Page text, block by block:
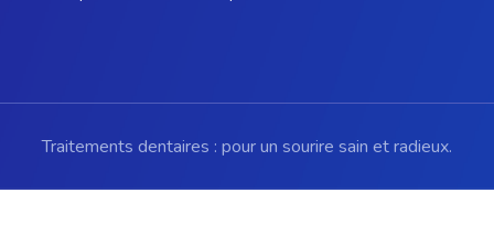
Traitements dentaires : pour un sourire sain et radieux.